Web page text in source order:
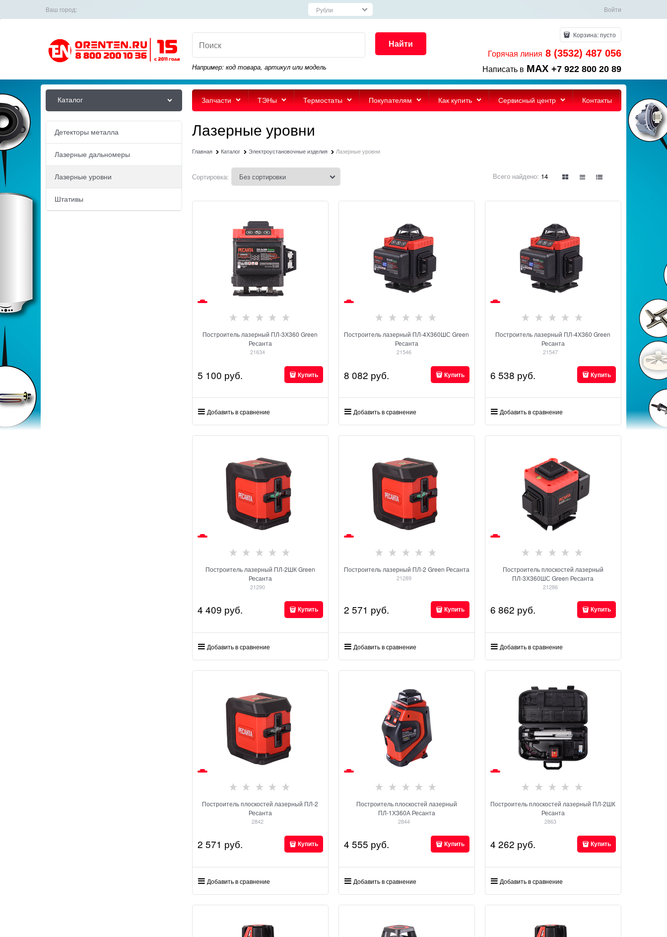
Ваш город: Войти
Найти
Например: код товара, артикул или модель
Корзина:пусто
Горячая линия 8 (3532) 487 056
Написать в MAX +7 922 800 20 89
Каталог Запчасти ТЭНы Термостаты Покупателям Как купить Сервисный центр Контакты
Детекторы металла
Лазерные дальномеры
Лазерные уровни
Штативы
Лазерные уровни
Главная Каталог Электроустановочные изделия Лазерные уровни
Сортировка: Всего найдено: 14
Построитель лазерный ПЛ-3Х360 Green
Ресанта
21634
5 100 руб. Купить
Добавить в сравнение
Построитель лазерный ПЛ-4Х360ШС Green
Ресанта
21546
8 082 руб. Купить
Добавить в сравнение
Построитель лазерный ПЛ-4Х360 Green
Ресанта
21547
6 538 руб. Купить
Добавить в сравнение
Построитель лазерный ПЛ-2ШК Green
Ресанта
21290
4 409 руб. Купить
Добавить в сравнение
Построитель лазерный ПЛ-2 Green Ресанта
21289
2 571 руб. Купить
Добавить в сравнение
Построитель плоскостей лазерный
ПЛ-3Х360ШС Green Ресанта
21286
6 862 руб. Купить
Добавить в сравнение
Построитель плоскостей лазерный ПЛ-2
Ресанта
2842
2 571 руб. Купить
Добавить в сравнение
Построитель плоскостей лазерный
ПЛ-1Х360А Ресанта
2844
4 555 руб. Купить
Добавить в сравнение
Построитель плоскостей лазерный ПЛ-2ШК
Ресанта
2863
4 262 руб. Купить
Добавить в сравнение